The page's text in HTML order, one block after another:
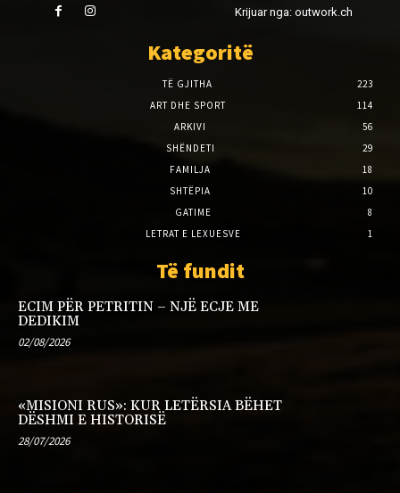
Krijuar nga: outwork.ch
Kategoritë
TË GJITHA
223
ART DHE SPORT
114
ARKIVI
56
SHËNDETI
29
FAMILJA
18
SHTËPIA
10
GATIME
8
LETRAT E LEXUESVE
1
Të fundit
ECIM PËR PETRITIN – NJË ECJE ME
DEDIKIM
02/08/2026
«MISIONI RUS»: KUR LETËRSIA BËHET
DËSHMI E HISTORISË
28/07/2026